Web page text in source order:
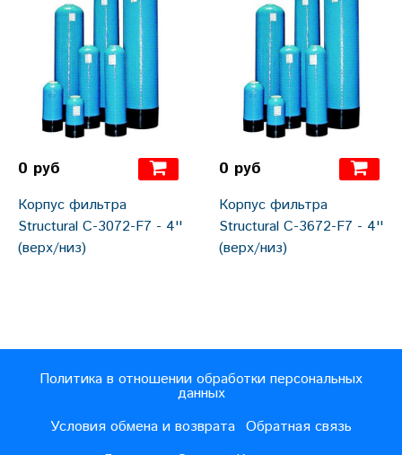
0 руб
Корпус фильтра
Structural С-3072-F7 - 4''
(верх/низ)
0 руб
Корпус фильтра
Structural С-3672-F7 - 4''
(верх/низ)
Политика в отношении обработки персональных
данных
Условия обмена и возврата Обратная связь